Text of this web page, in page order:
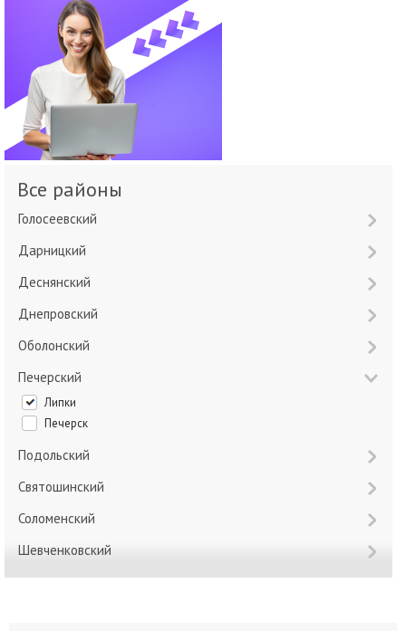
Все районы
Голосеевский
Дарницкий
Деснянский
Днепровский
Оболонский
Печерский
Липки
Печерск
Подольский
Святошинский
Соломенский
Шевченковский